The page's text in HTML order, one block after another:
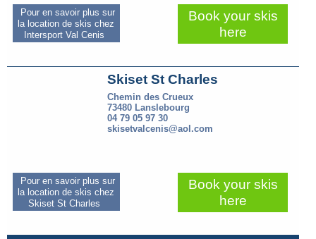
Pour en savoir plus sur
la location de skis chez
Intersport Val Cenis
Book your skis
here
Skiset St Charles
Chemin des Crueux
73480 Lanslebourg
04 79 05 97 30
skisetvalcenis@aol.com
Pour en savoir plus sur
la location de skis chez
Skiset St Charles
Book your skis
here